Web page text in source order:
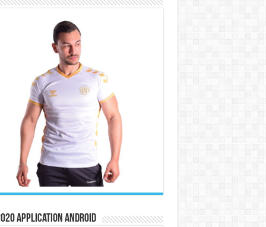
Application Android